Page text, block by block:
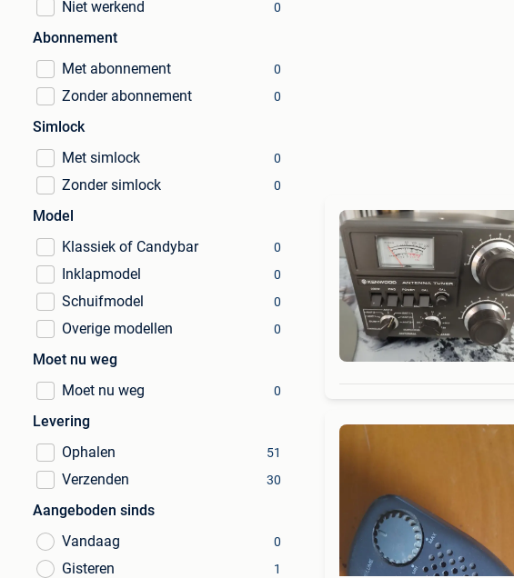
Niet werkend 0
Abonnement
Met abonnement
0
Zonder abonnement 0
Simlock
Met simlock
0
Zonder simlock 0
Model
Klassiek of Candybar
0
Inklapmodel 0
Schuifmodel 0
Overige modellen 0
Moet nu weg
Moet nu weg
0
Levering
Ophalen
51
Verzenden 30
Aangeboden sinds
Vandaag
0
Gisteren 1